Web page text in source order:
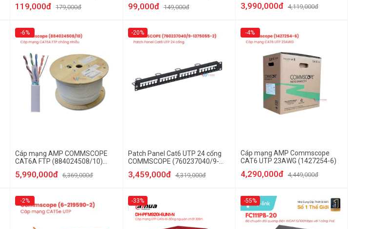
119,000đ 179,000đ 99,000đ 149,000đ 3,990,000đ 4,119,000đ
-6%
Cáp mạng AMP COMMSCOPE
CAT6A FTP (884024508/10)
5,990,000đ 6,369,000đ
-20%
Patch Panel Cat6 UTP 24 cổng
COMMSCOPE (760237040/9-
3,459,000đ 4,319,000đ
-4%
Cáp mạng AMP Commscope
CAT6 UTP 23AWG (1427254-6)
4,290,000đ 4,449,000đ
-2% -33% -55%